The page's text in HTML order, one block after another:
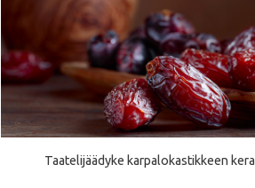
Taatelijäädyke karpalokastikkeen kera